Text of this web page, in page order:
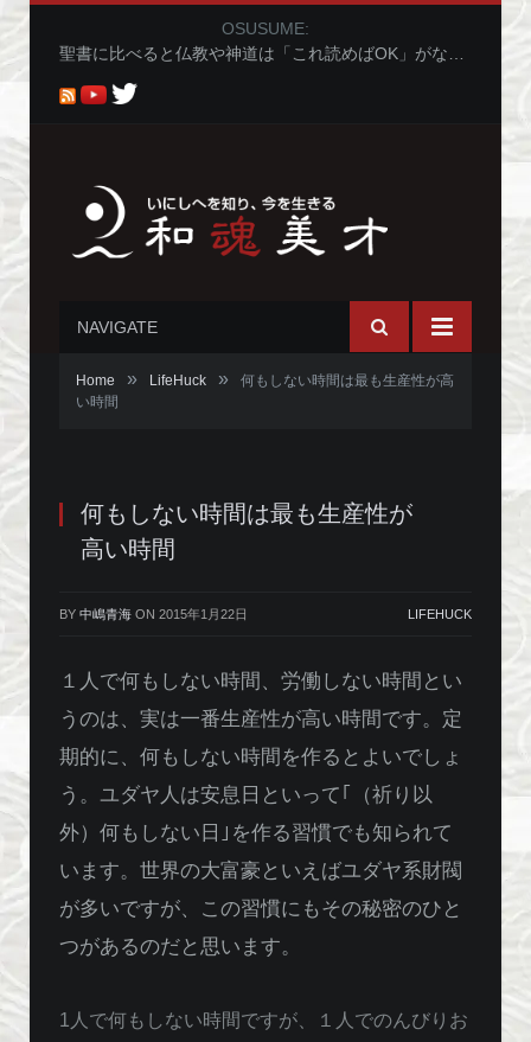
OSUSUME:
聖書に比べると仏教や神道は「これ読めばOK」がないから分かりにくくないか問題
NAVIGATE
Home » LifeHuck »
何もしない時間は最も生産性が高
い時間
何もしない時間は最も生産性が
高い時間
BY 中嶋青海 ON 2015年1月22日 LIFEHUCK
１人で何もしない時間、労働しない時間とい
うのは、実は一番生産性が高い時間です。定
期的に、何もしない時間を作るとよいでしょ
う。ユダヤ人は安息日といって｢（祈り以
外）何もしない日｣を作る習慣でも知られて
います。世界の大富豪といえばユダヤ系財閥
が多いですが、この習慣にもその秘密のひと
つがあるのだと思います。
1人で何もしない時間ですが、１人でのんびりお